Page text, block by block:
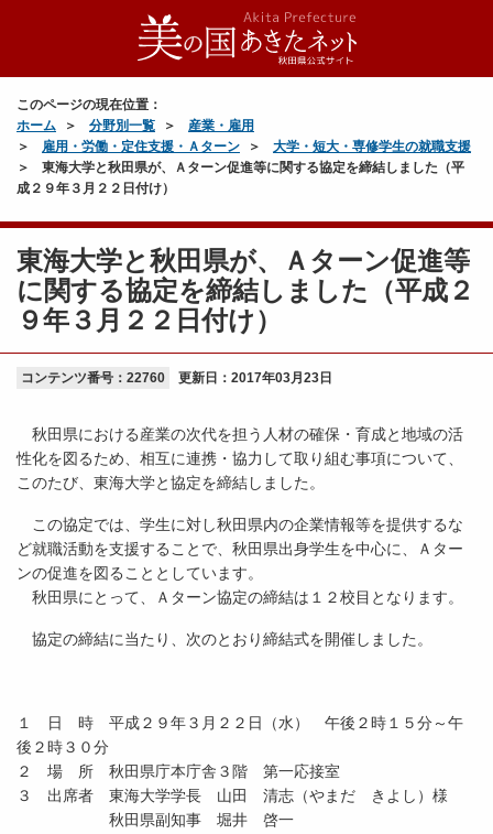
このページの現在位置：
ホーム
分野別一覧
産業・雇用
雇用・労働・定住支援・Ａターン
大学・短大・専修学生の就職支援
東海大学と秋田県が、Ａターン促進等に関する協定を締結しました（平
成２９年３月２２日付け）
東海大学と秋田県が、Ａターン促進等
に関する協定を締結しました（平成２
９年３月２２日付け）
コンテンツ番号：22760 更新日： 2017年03月23日
秋田県における産業の次代を担う人材の確保・育成と地域の活
性化を図るため、相互に連携・協力して取り組む事項について、
このたび、東海大学と協定を締結しました。
この協定では、学生に対し秋田県内の企業情報等を提供するな
ど就職活動を支援することで、秋田県出身学生を中心に、Ａター
ンの促進を図ることとしています。
秋田県にとって、Ａターン協定の締結は１２校目となります。
協定の締結に当たり、次のとおり締結式を開催しました。
１ 日 時 平成２９年３月２２日（水） 午後２時１５分～午
後２時３０分
２ 場 所 秋田県庁本庁舎３階 第一応接室
３ 出席者 東海大学学長 山田 清志（やまだ きよし）様
秋田県副知事 堀井 啓一